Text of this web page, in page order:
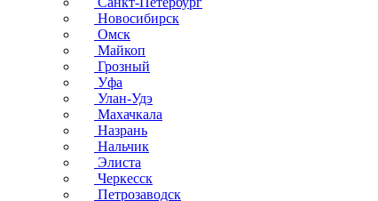
Новосибирск
Омск
Майкоп
Грозный
Уфа
Улан-Удэ
Махачкала
Назрань
Нальчик
Элиста
Черкесск
Петрозаводск